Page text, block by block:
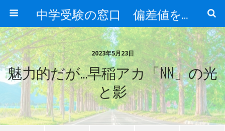
中学受験の窓口 偏差値を上げる勉強法
2023年5月23日
魅力的だが…早稲アカ「NN」の光
と影